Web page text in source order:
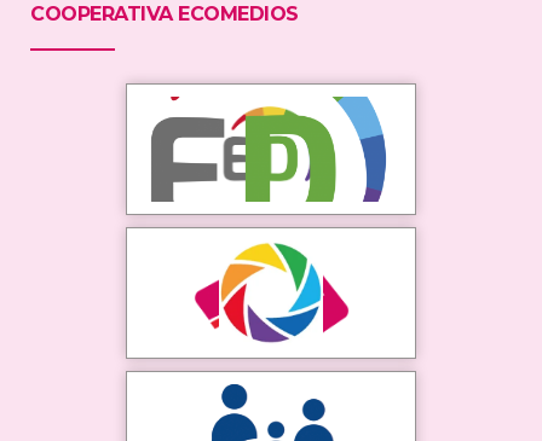
COOPERATIVA ECOMEDIOS